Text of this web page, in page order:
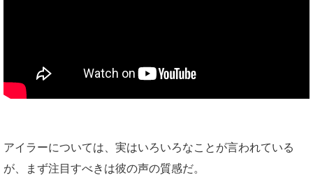
アイラーについては、実はいろいろなことが言われている
が、まず注目すべきは彼の声の質感だ。